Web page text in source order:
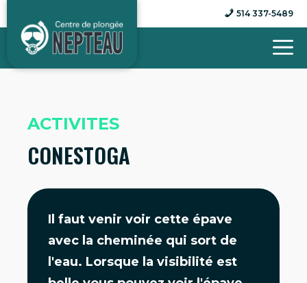
contenu
514 337-5489
ACTIVITES
CONESTOGA
Il faut venir voir cette épave
avec la cheminée qui sort de
l'eau. Lorsque la visibilité est